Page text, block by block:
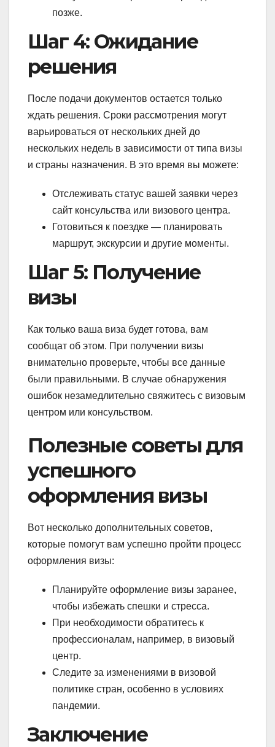
позже.
Шаг 4: Ожидание
решения
После подачи документов остается только
ждать решения. Сроки рассмотрения могут
варьироваться от нескольких дней до
нескольких недель в зависимости от типа визы
и страны назначения. В это время вы можете:
Отслеживать статус вашей заявки через
сайт консульства или визового центра.
Готовиться к поездке — планировать
маршрут, экскурсии и другие моменты.
Шаг 5: Получение
визы
Как только ваша виза будет готова, вам
сообщат об этом. При получении визы
внимательно проверьте, чтобы все данные
были правильными. В случае обнаружения
ошибок незамедлительно свяжитесь с визовым
центром или консульством.
Полезные советы для
успешного
оформления визы
Вот несколько дополнительных советов,
которые помогут вам успешно пройти процесс
оформления визы:
Планируйте оформление визы заранее,
чтобы избежать спешки и стресса.
При необходимости обратитесь к
профессионалам, например, в визовый
центр.
Следите за изменениями в визовой
политике стран, особенно в условиях
пандемии.
Заключение